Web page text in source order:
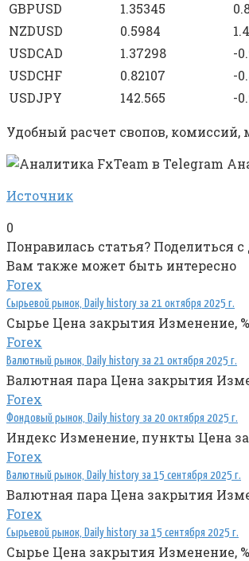
GBPUSD
1.35345
NZDUSD
0.5984
USDCAD
1.37298
-
USDCHF
0.82107
-
USDJPY
142.565 -
Удобный расчет свопов,
Источник
0
Понравилась статья? Поделиться
Вам также может быть интересно
Forex
Сырьевой рынок, Daily history за 21 октября 2025 г.
Сырье Цена закрытия Изменение, %
Forex
Валютный рынок, Daily history за 21 октября 2025 г.
Валютная пара Цена закрытия
Forex
Фондовый рынок, Daily history за 20 октября 2025 г.
Индекс Изменение, пункты Цена
Forex
Валютный рынок, Daily history за 15 сентября 2025 г.
Валютная пара Цена закрытия
Forex
Сырьевой рынок, Daily history за 15 сентября 2025 г.
Сырье Цена закрытия Изменение, %